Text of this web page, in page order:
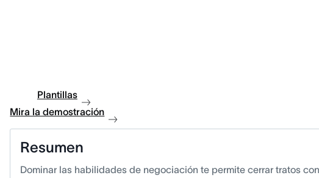
Plantillas
Mira la demostración
Resumen
Dominar las habilidades de negociación te permite cerrar tratos